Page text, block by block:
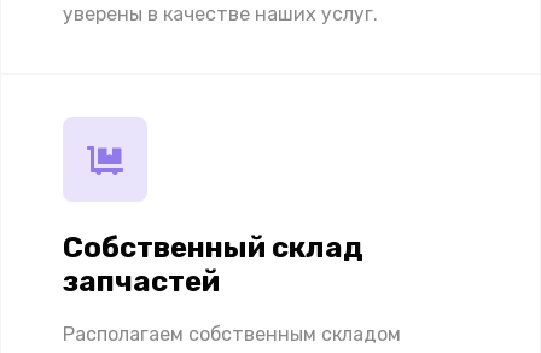
уверены в качестве наших услуг.
Собственный склад
запчастей
Располагаем собственным складом